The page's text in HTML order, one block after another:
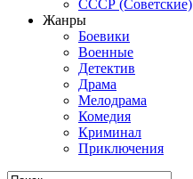
СССР (Советские)
Жанры
Боевики
Военные
Детектив
Драма
Мелодрама
Комедия
Криминал
Приключения